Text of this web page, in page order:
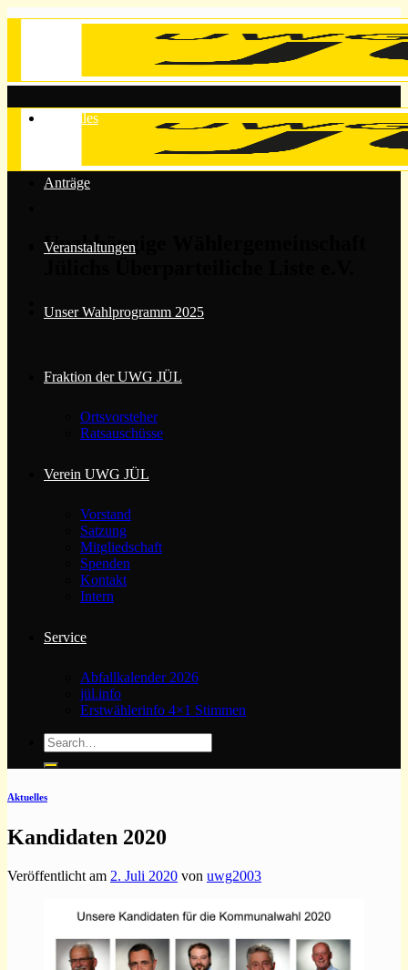
Unabhängige Wählergemeinschaft
Aktuelles
Anträge
Veranstaltungen
Unser Wahlprogramm 2025
Fraktion der UWG JÜL
Ortsvorsteher
Ratsauschüsse
Verein UWG JÜL
Vorstand
Satzung
Mitgliedschaft
Spenden
Kontakt
Intern
Service
Abfallkalender 2026
jül.info
Erstwählerinfo 4×1 Stimmen
Aktuelles
Kandidaten 2020
Veröffentlicht am 2. Juli 2020 von uwg2003